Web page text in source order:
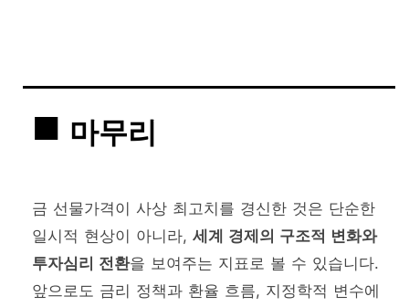
마무리
금 선물가격이 사상 최고치를 경신한 것은 단순한
일시적 현상이 아니라, 세계 경제의 구조적 변화와
투자심리 전환을 보여주는 지표로 볼 수 있습니다.
앞으로도 금리 정책과 환율 흐름, 지정학적 변수에